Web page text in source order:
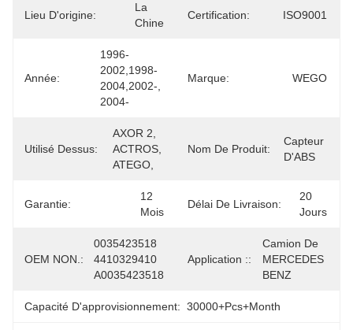
Lieu D'origine:
La
Chine
Certification: ISO9001
Année:
1996-
2002,1998-
2004,2002-,
2004-
Marque: WEGO
Utilisé Dessus:
AXOR 2,
ACTROS,
ATEGO,
Nom De Produit:
Capteur
D'ABS
Garantie:
12
Mois
Délai De Livraison:
20
Jours
OEM NON.:
0035423518
4410329410
A0035423518
Application ::
Camion De
MERCEDES
BENZ
Capacité D'approvisionnement: 30000+Pcs+Month